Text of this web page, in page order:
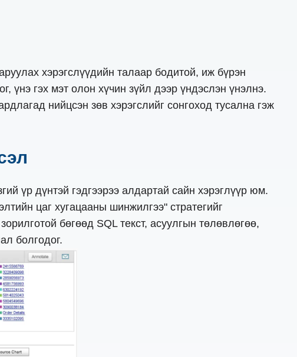
хэрэгслүүдийн талаар бодитой, иж бүрэн
үнэ гэх мэт олон хүчин зүйл дээр үндэслэн үнэлнэ.
нийцсэн зөв хэрэгслийг сонгоход тусална гэж
үр дүнтэй гэдгээрээ алдартай сайн хэрэглүүр юм.
цаг хугацааны шинжилгээ" стратегийг
бөгөөд SQL текст, асуулгын төлөвлөгөө,
болгодог.